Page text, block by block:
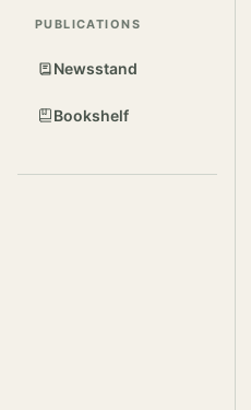
PUBLICATIONS
Newsstand
Bookshelf